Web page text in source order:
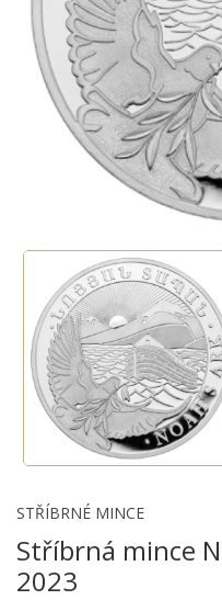
STŘÍBRNÉ MINCE
Stříbrná mince
2023